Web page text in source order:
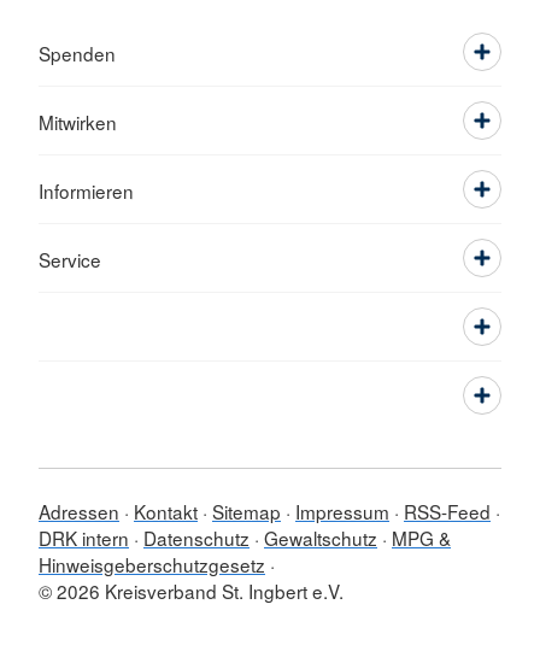
Spenden
Mitwirken
Informieren
Service
Adressen Kontakt Sitemap Impressum
RSS-Feed
DRK intern
Datenschutz Gewaltschutz
MPG &
Hinweisgeberschutzgesetz
© 2026 Kreisverband St. Ingbert e.V.